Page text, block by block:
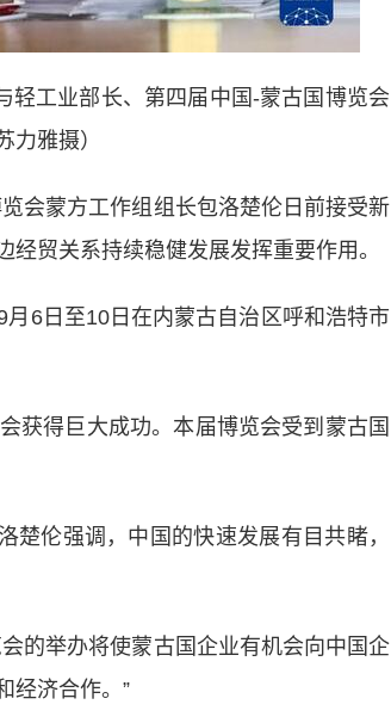
工业部长、第四届中国-蒙古国博览会
雅摄）
蒙方工作组组长包洛楚伦日前接受新
贸关系持续稳健发展发挥重要作用。
6日至10日在内蒙古自治区呼和浩特市
得巨大成功。本届博览会受到蒙古国
伦强调，中国的快速发展有目共睹，
的举办将使蒙古国企业有机会向中国企
经济合作。”